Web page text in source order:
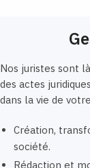
Nos juristes sont
des actes
dans la vie de
Création,
société.
Rédaction et